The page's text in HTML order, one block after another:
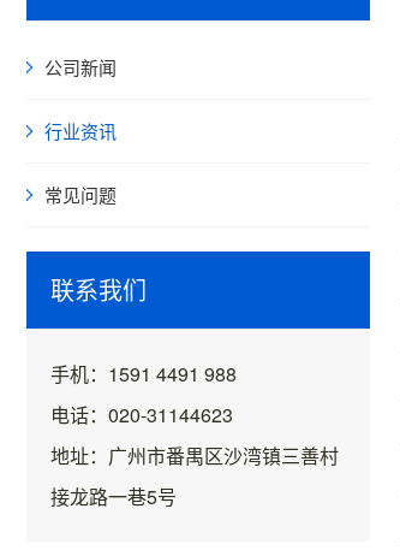
公司新闻
行业资讯
常见问题
联系我们
手机：1591 4491 988
电话：020-31144623
地址：广州市番禺区沙湾镇三善村
接龙路一巷5号